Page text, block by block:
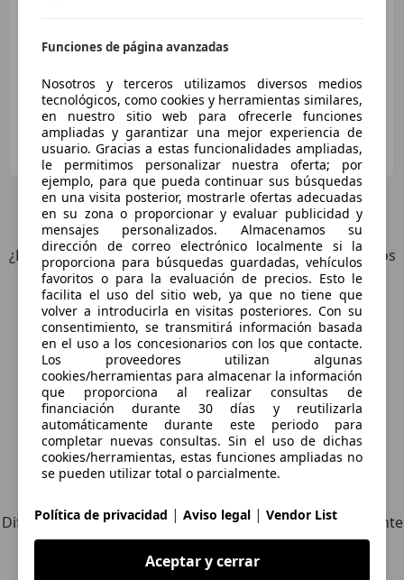
06/2023 26.316 km Eléctrico
GRUPO GINESTAR ALICANTE
ES-03720 BENISSA
10Ofertas para Renault Megane E-Tech
¿Desea ser informado automáticamente sobre vehículos
nuevos para su búsqueda?
Guardar búsqueda
Explora vehículos similares
Diferente de tus criterios de búsqueda, pero posiblemente
una coincidencia perfecta.
Funciones de página avanzadas
Nosotros y terceros utilizamos diversos medios
tecnológicos, como cookies y herramientas similares,
en nuestro sitio web para ofrecerle funciones
ampliadas y garantizar una mejor experiencia de
usuario. Gracias a estas funcionalidades ampliadas,
le permitimos personalizar nuestra oferta; por
ejemplo, para que pueda continuar sus búsquedas
en una visita posterior, mostrarle ofertas adecuadas
en su zona o proporcionar y evaluar publicidad y
mensajes personalizados. Almacenamos su
dirección de correo electrónico localmente si la
proporciona para búsquedas guardadas, vehículos
favoritos o para la evaluación de precios. Esto le
facilita el uso del sitio web, ya que no tiene que
volver a introducirla en visitas posteriores. Con su
consentimiento, se transmitirá información basada
en el uso a los concesionarios con los que contacte.
Los proveedores utilizan algunas
cookies/herramientas para almacenar la información
que proporciona al realizar consultas de
financiación durante 30 días y reutilizarla
automáticamente durante este periodo para
completar nuevas consultas. Sin el uso de dichas
cookies/herramientas, estas funciones ampliadas no
se pueden utilizar total o parcialmente.
Política de privacidad | Aviso legal | Vendor List
Aceptar y cerrar